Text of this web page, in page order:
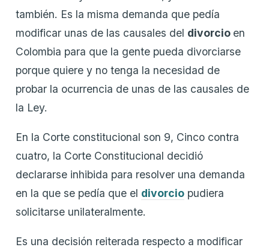
también. Es la misma demanda que pedía
modificar unas de las causales del divorcio en
Colombia para que la gente pueda divorciarse
porque quiere y no tenga la necesidad de
probar la ocurrencia de unas de las causales de
la Ley.
En la Corte constitucional son 9, Cinco contra
cuatro, la Corte Constitucional decidió
declararse inhibida para resolver una demanda
en la que se pedía que el divorcio pudiera
solicitarse unilateralmente.
Es una decisión reiterada respecto a modificar